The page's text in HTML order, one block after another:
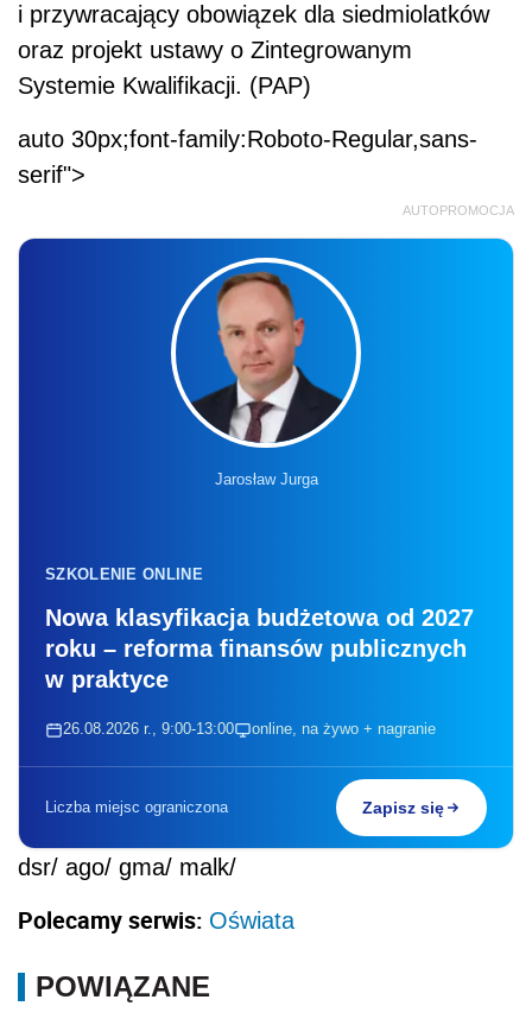
i przywracający obowiązek dla siedmiolatków
oraz projekt ustawy o Zintegrowanym
Systemie Kwalifikacji. (PAP)
auto 30px;font-family:Roboto-Regular,sans-
serif">
AUTOPROMOCJA
Jarosław Jurga
SZKOLENIE ONLINE
Nowa klasyfikacja budżetowa od 2027
roku – reforma finansów publicznych
w praktyce
26.08.2026 r., 9:00-13:00 online, na żywo + nagranie
Liczba miejsc ograniczona Zapisz się
dsr/ ago/ gma/ malk/
Polecamy serwis: Oświata
POWIĄZANE